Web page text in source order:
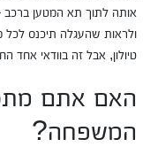
אותה לתוך תא המטען ברכב
ולראות שהעגלה תיכנס לכל
טיולון, אבל זה בוודאי אחד
האם אתם
המשפחה?